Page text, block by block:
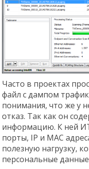
Часто в проектах
файл с дампом
понимания, что же у
отказ. Так как он
информацию. К ней
порты, IP и MAC
полезную нагрузку,
персональные